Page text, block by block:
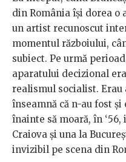
din România își dorea o
un artist recunoscut
momentul războiului,
subiect. Pe urmă
aparatului decizional
realismul socialist.
înseamnă că n-au fost
înainte să moară, în
Craiova și una la
invizibil pe scena din